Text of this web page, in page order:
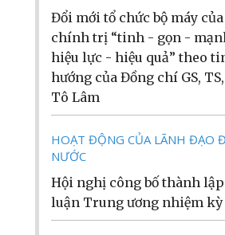
Đổi mới tổ chức bộ máy
chính trị “tinh - gọn -
hiệu lực - hiệu quả” theo
hướng của Đồng chí GS,
Tô Lâm
HOẠT ĐỘNG CỦA LÃNH ĐẠO
NƯỚC
Hội nghị công bố thành
luận Trung ương nhiệm kỳ